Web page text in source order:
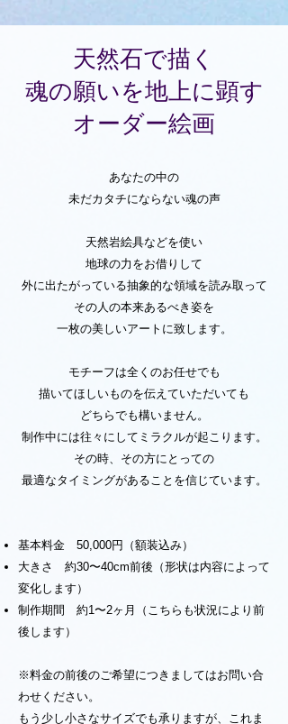
天然石で描く
魂の願いを地上に顕す
オーダー絵画
あなたの中の
未だカタチにならない魂の声
天然岩絵具などを使い
地球の力をお借りして
外に出たがっている抽象的な領域を読み取って
その人の本来あるべき姿を
一枚の美しいアートに致します。
モチーフは全くのお任せでも
描いてほしいものを伝えていただいても
どちらでも構いません。
制作中には往々にしてミラクルが起こります。
その時、その方にとっての
最適なタイミングがあることを信じています。
基本料金 50,000円（額装込み）
大きさ 約30〜40cm前後（形状は内容によって
変化します）
制作期間 約1〜2ヶ月（こちらも状況により前
後します）
※料金の前後のご希望につきましてはお問い合
わせください。
もう少し小さなサイズでも承りますが、これま